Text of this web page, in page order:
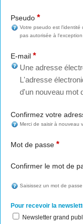
Pseudo *
Votre pseudo est l'identité
pas autorisée à
E-mail *
Une adresse
L'adresse
d'un nouveau mot
Confirmez votre
Merci de saisir à nouveau
Mot de passe *
Confirmer le mot de
Saisissez un mot de
Pour recevoir la
Newsletter grand